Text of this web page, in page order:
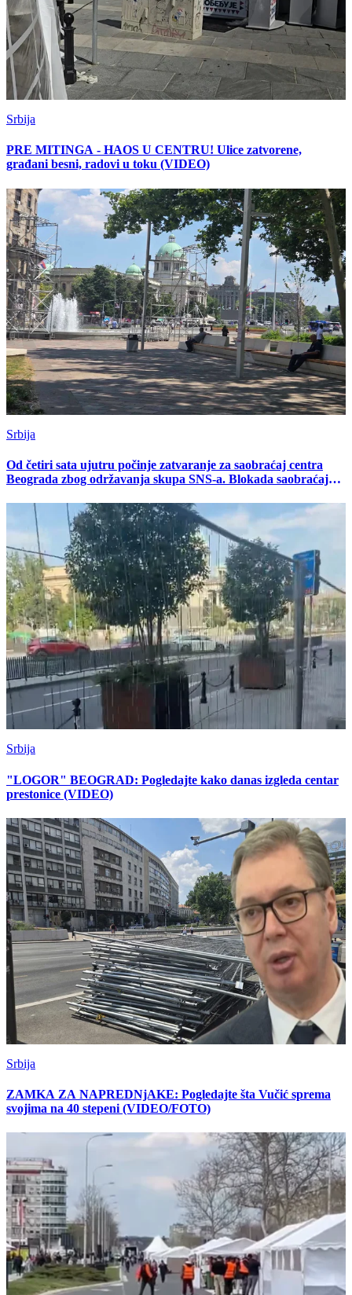
Srbija
PRE MITINGA - HAOS U CENTRU! Ulice zatvorene,
građani besni, radovi u toku (VIDEO)
Srbija
Od četiri sata ujutru počinje zatvaranje za saobraćaj centra
Beograda zbog održavanja skupa SNS-a. Blokada saobraćaja
Srbija
"LOGOR" BEOGRAD: Pogledajte kako danas izgleda centar
prestonice (VIDEO)
Srbija
ZAMKA ZA NAPREDNjAKE: Pogledajte šta Vučić sprema
svojima na 40 stepeni (VIDEO/FOTO)